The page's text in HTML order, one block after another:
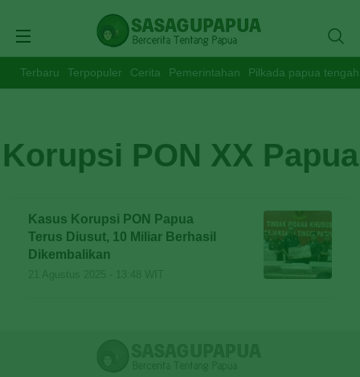
Terbaru Terpopuler Cerita Pemerintahan Pilkada papua tengah
Korupsi PON XX Papua
Kasus Korupsi PON Papua
Terus Diusut, 10 Miliar Berhasil
Dikembalikan